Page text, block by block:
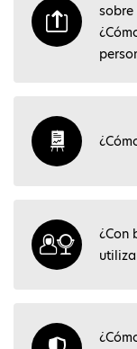
sobre
¿Con